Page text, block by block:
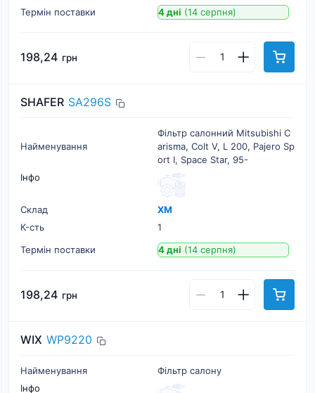
Термін поставки
4 дні (14 серпня)
198,24 грн
SHAFER SA296S
Найменування
Фільтр салонний Mitsubishi C
arisma, Colt V, L 200, Pajero Sp
ort I, Space Star, 95-
Інфо
Склад
ХМ
К-cть
1
Термін поставки
4 дні (14 серпня)
198,24 грн
WIX WP9220
Найменування
Фільтр салону
Інфо